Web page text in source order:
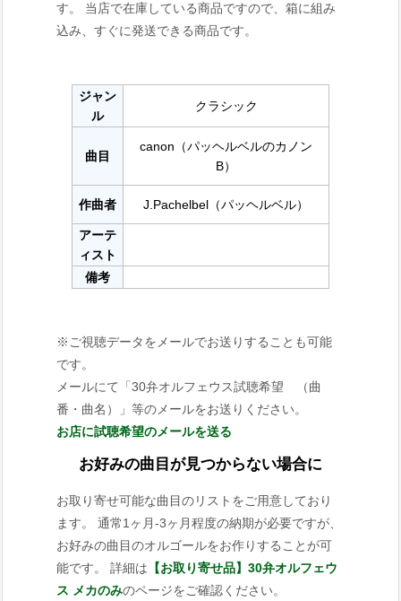
す。 当店で在庫している商品ですので、箱に組み
込み、すぐに発送できる商品です。
ジャン
ル
クラシック
曲目
canon（パッヘルベルのカノン
B）
作曲者 J.Pachelbel（パッヘルベル）
アーテ
ィスト
備考
※ご視聴データをメールでお送りすることも可能
です。
メールにて「30弁オルフェウス試聴希望 （曲
番・曲名）」等のメールをお送りください。
お店に試聴希望のメールを送る
お好みの曲目が見つからない場合に
お取り寄せ可能な曲目のリストをご用意しており
ます。 通常1ヶ月-3ヶ月程度の納期が必要ですが、
お好みの曲目のオルゴールをお作りすることが可
能です。 詳細は 【お取り寄せ品】30弁オルフェウ
ス メカのみのページをご確認ください。